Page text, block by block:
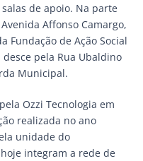
de apoio. Na parte
Affonso Camargo,
Fundação de Ação Social
desce pela Rua Ubaldino
Municipal.
Ozzi Tecnologia em
realizada no ano
unidade do
integram a rede de